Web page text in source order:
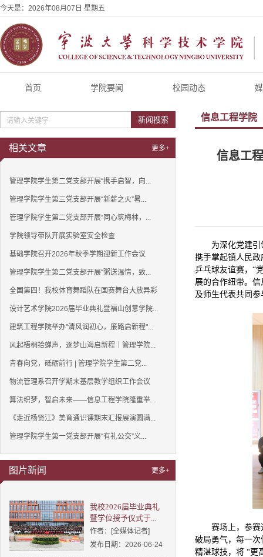
今天是： 2026年08月07日 星期五
首页 学院要闻 校园动态
新闻搜索
相关文章 更多+
管理学院学生第二党支部开展“携手启智，向...
管理学院学生第三党支部开展“新薪之火”暑...
管理学院学生第二党支部开展“同心筑梅林，...
学院领导带队开展实验室安全检查
基础学院召开2026年秋季学期迎新工作会议
管理学院学生第二党支部开展“粥送温情，致...
全国第四！我校体育舞蹈队在国赛舞台大放异彩
设计艺术学院2026届毕业典礼暨福山创意学院...
建筑工程学院举办"清风润初心，廉路启新程"...
风起梧桐拾蝉声，逐梦山海启新程｜管理学院...
青春向党，砥砺前行 | 管理学院学生第二党...
物流管理系召开学期末基层教学组织工作会议
算法织梦，智启未来——信息工程学院隆重举...
《走近杨贤江》美育通识课期末汇报展演圆满...
管理学院学生第一党支部开展“有礼公交”义...
图片新闻 更多+
我校2026届毕业典礼
暨学位授予仪式于...
作者：[全媒体记者]
发布日期：2026-06-24
信息工程学院
信息工
为深化党建
携手掌起镇人民
乒乓球友谊赛，“
展的合作纽带。
及师生代表共同参
赛场上，参
破局勇气，每一
精湛球技，将 “更